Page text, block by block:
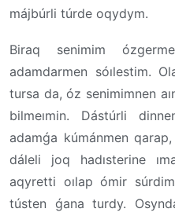
májbúrli túrde oqydym.
Biraq senimim
adamdarmen sóılestim.
tursa da, óz senimimnen
bilmeımin. Dástúrli
adamǵa kúmánmen
dáleli joq hadısterine
aqyretti oılap ómir
tústen ǵana turdy.